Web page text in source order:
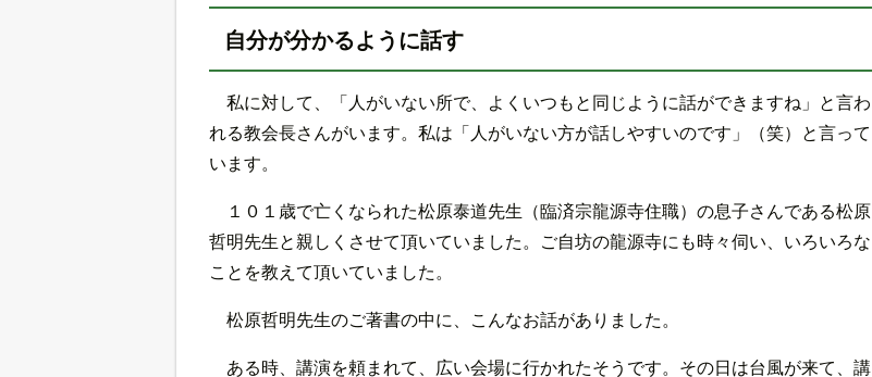
自分が分かるように話す
私に対して、「人がいない所で、よくいつもと同じように話ができますね」と言わ
れる教会長さんがいます。私は「人がいない方が話しやすいのです」（笑）と言って
います。
１０１歳で亡くなられた松原泰道先生（臨済宗龍源寺住職）の息子さんである松原
哲明先生と親しくさせて頂いていました。ご自坊の龍源寺にも時々伺い、いろいろな
ことを教えて頂いていました。
松原哲明先生のご著書の中に、こんなお話がありました。
ある時、講演を頼まれて、広い会場に行かれたそうです。その日は台風が来て、講